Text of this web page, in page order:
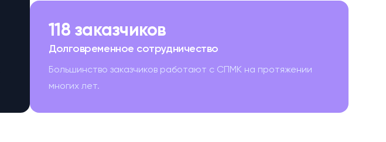
118 заказчиков
Долговременное сотрудничество
Большинство заказчиков работают с СПМК на протяжении
многих лет.